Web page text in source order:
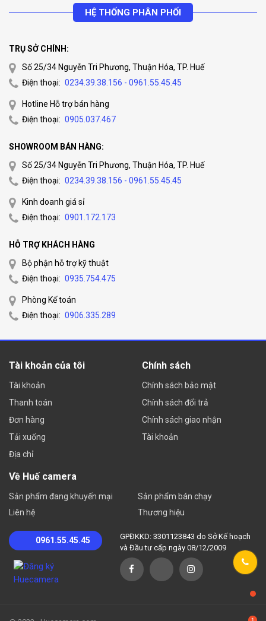
HỆ THỐNG PHÂN PHỐI
TRỤ SỞ CHÍNH:
Số 25/34 Nguyễn Tri Phương, Thuận Hóa, TP. Huế
Điện thoại: 0234.39.38.156 - 0961.55.45.45
Hotline Hỗ trợ bán hàng
Điện thoại: 0905.037.467
SHOWROOM BÁN HÀNG:
Số 25/34 Nguyễn Tri Phương, Thuận Hóa, TP. Huế
Điện thoại: 0234.39.38.156 - 0961.55.45.45
Kinh doanh giá sỉ
Điện thoại: 0901.172.173
HỖ TRỢ KHÁCH HÀNG
Bộ phận hỗ trợ kỹ thuật
Điện thoại: 0935.754.475
Phòng Kế toán
Điện thoại: 0906.335.289
Tài khoản của tôi
Tài khoản
Thanh toán
Đơn hàng
Tải xuống
Địa chỉ
Chính sách
Chính sách bảo mật
Chính sách đổi trả
Chính sách giao nhận
Tài khoản
Về Huế camera
Sản phẩm đang khuyến mại
Liên hệ
Sản phẩm bán chạy
Thương hiệu
0961.55.45.45
GPĐKKD: 3301123843 do Sở Kế hoạch
và Đầu tư cấp ngày 08/12/2009